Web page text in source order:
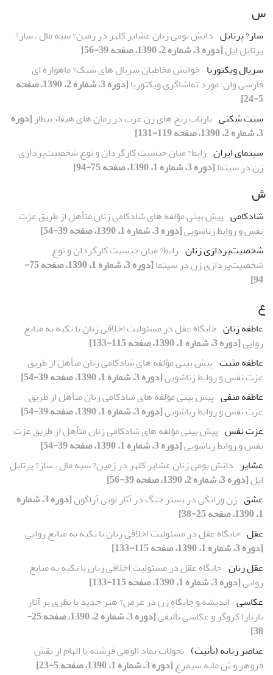
س
ساز? پرتابل دانش بومی زنان عشایر کلهر در زمین? سیه مال ، ساز?
پرتابل ایل[دوره 3، شماره 2، 1390، صفحه 39-56]
سریال ویکتوریا خوانش مخاطبان سریال های شبک? ماهواره ای
فارسی وان: مورد تماشاگری ویکتوریا
[دوره 3، شماره 2، 1390، صفحه
5-24]
سنت شکنی بازتاب رنج های زن عرب در رمان های هیفاء بیطار [دوره
3، شماره 2، 1390، صفحه 119-131]
سینمای ایران رابط? میان جنسیت کارگردان و نوع شخصیت‌پردازی
زن در سینما[دوره 3، شماره 1، 1390، صفحه 75-94]
ش
شادکامی پیش بینی مؤلفه های شادکامی زنان متأهل از طریق عزت
نفس و روابط زناشویی[دوره 3، شماره 1، 1390، صفحه 39-54]
شخصیت‌پردازی زنان رابط? میان جنسیت کارگردان و نوع
شخصیت‌پردازی زن در سینما
[دوره 3، شماره 1، 1390، صفحه 75-
94]
ع
عاطفه زنان جایگاه عقل در مسئولیت اخلاقی زنان با تکیه به منابع
روایی[دوره 3، شماره 1، 1390، صفحه 115-133]
عاطفه مثبت پیش بینی مؤلفه های شادکامی زنان متأهل از طریق
عزت نفس و روابط زناشویی[دوره 3، شماره 1، 1390، صفحه 39-54]
عاطفه منفی پیش بینی مؤلفه های شادکامی زنان متأهل از طریق
عزت نفس و روابط زناشویی[دوره 3، شماره 1، 1390، صفحه 39-54]
عزت نفس پیش بینی مؤلفه های شادکامی زنان متأهل از طریق عزت
نفس و روابط زناشویی[دوره 3، شماره 1، 1390، صفحه 39-54]
عشایر دانش بومی زنان عشایر کلهر در زمین? سیه مال ، ساز? پرتابل
ایل[دوره 3، شماره 2، 1390، صفحه 39-56]
عشق زن ورانگی در بستر جنگ در آثار لویی آراگون
[دوره 3، شماره
1، 1390، صفحه 25-38]
عقل جایگاه عقل در مسئولیت اخلاقی زنان با تکیه به منابع روایی
[دوره 3، شماره 1، 1390، صفحه 115-133]
عقل زنان جایگاه عقل در مسئولیت اخلاقی زنان با تکیه به منابع
روایی[دوره 3، شماره 1، 1390، صفحه 115-133]
عکاسی اندیشه و جایگاه زن در عرص? هنر جدید با نظری بر آثار
باربارا کروگر و عکاسی تألیفی
[دوره 3، شماره 2، 1390، صفحه 25-
38]
عناصر زنانه (تأنیث) تحولات نماد الوهی فرشته با الهام از نقش
فروهر و بُن مایه سیمرغ[دوره 3، شماره 1، 1390، صفحه 5-23]